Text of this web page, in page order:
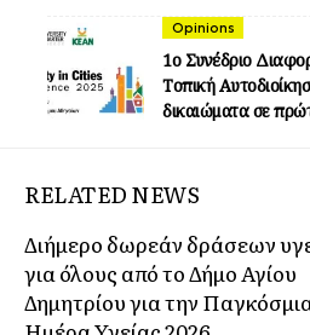
Opinions
1ο Συνέδριο
Τοπική
δικαιώματα σε
RELATED NEWS
Διήμερο δωρεάν δράσεων
για όλους από το Δήμο Αγίου
Δημητρίου για την